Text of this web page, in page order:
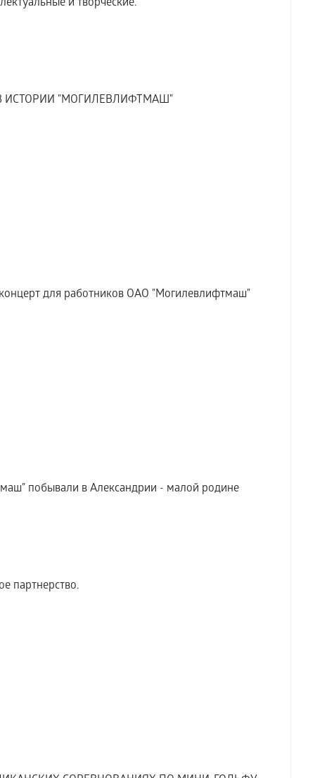
и творческие.
ИСТОРИИ "МОГИЛЕВЛИФТМАШ"
для работников ОАО "Могилевлифтмаш"
побывали в Александрии - малой родине
партнерство.